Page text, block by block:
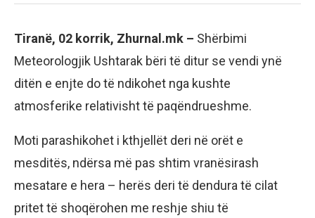
Tiranë, 02 korrik, Zhurnal.mk – Shërbimi
Meteorologjik Ushtarak bëri të ditur se vendi ynë
ditën e enjte do të ndikohet nga kushte
atmosferike relativisht të paqëndrueshme.
Moti parashikohet i kthjellët deri në orët e
mesditës, ndërsa më pas shtim vranësirash
mesatare e hera – herës deri të dendura të cilat
pritet të shoqërohen me reshje shiu të